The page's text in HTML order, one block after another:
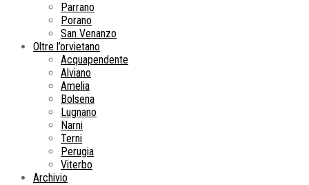
Parrano
Porano
San Venanzo
Oltre l’orvietano
Acquapendente
Alviano
Amelia
Bolsena
Lugnano
Narni
Terni
Perugia
Viterbo
Archivio